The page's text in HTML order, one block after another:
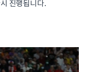
진행됩니다.